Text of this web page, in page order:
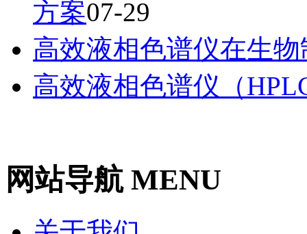
方案07-29
高效液相色谱仪在生
高效液相色谱仪（
网站导航 MENU